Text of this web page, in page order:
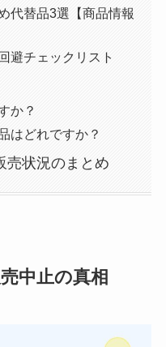
代替品3選【商品情報
避チェックリスト
か？
はどれですか？
売状況のまとめ
中止の真相